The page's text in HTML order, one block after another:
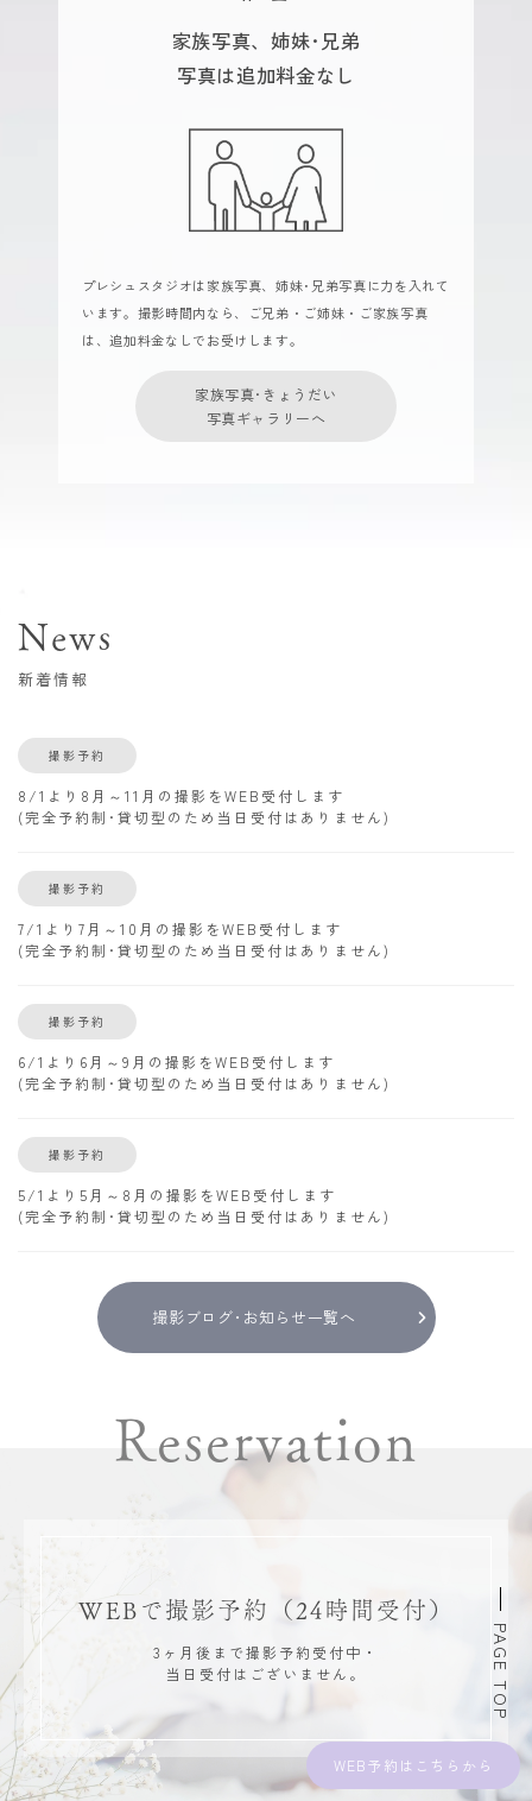
WEB予約
家族写真、姉妹･兄弟
写真は追加料金なし
プレシュスタジオは家族写真、姉妹･兄弟写真に力を入れて
います。撮影時間内なら、ご兄弟・ご姉妹・ご家族写真
は、追加料金なしでお受けします。
家族写真･きょうだい
写真ギャラリーへ
News
新着情報
撮影予約
8/1より8月～11月の撮影をWEB受付します
(完全予約制･貸切型のため当日受付はありません)
撮影予約
7/1より7月～10月の撮影をWEB受付します
(完全予約制･貸切型のため当日受付はありません)
撮影予約
6/1より6月～9月の撮影をWEB受付します
(完全予約制･貸切型のため当日受付はありません)
撮影予約
5/1より5月～8月の撮影をWEB受付します
(完全予約制･貸切型のため当日受付はありません)
撮影ブログ･お知らせ一覧へ
Reservation
WEBで撮影予約 （24時間受付）
3ヶ月後まで撮影予約受付中・
当日受付はございません。
PAGE TOP